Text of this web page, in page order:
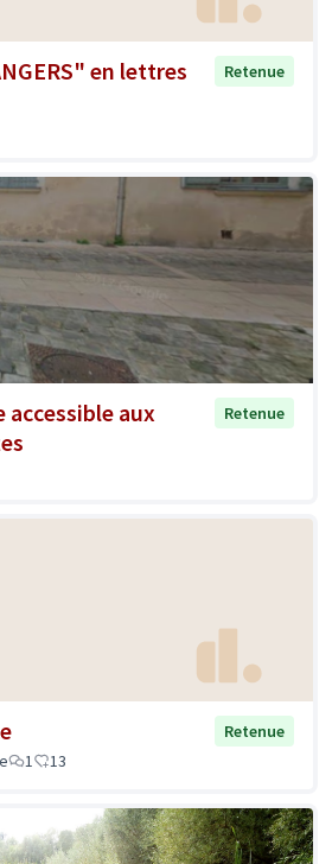
en lettres
Retenue
accessible aux
Retenue
Retenue
1 13